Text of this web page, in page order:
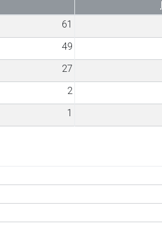
61
49
27
2
1